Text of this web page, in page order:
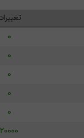
0
0
0
0
0
20000